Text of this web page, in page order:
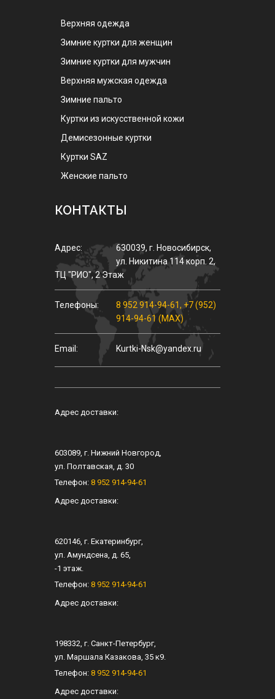
Верхняя одежда
Зимние куртки для женщин
Зимние куртки для мужчин
Верхняя мужская одежда
Зимние пальто
Куртки из искусственной кожи
Демисезонные куртки
Куртки SAZ
Женские пальто
КОНТАКТЫ
Адрес: 630039, г. Новосибирск,
ул. Никитина 114 корп. 2,
ТЦ "РИО", 2 Этаж
Телефоны: 8 952 914-94-61, +7 (952)
914-94-61 (MAX)
Email: Kurtki-Nsk@yandex.ru
Адрес доставки:
603089, г. Нижний Новгород,
ул. Полтавская, д. 30
Телефон: 8 952 914-94-61
Адрес доставки:
620146, г. Екатеринбург,
ул. Амундсена, д. 65,
-1 этаж.
Телефон: 8 952 914-94-61
Адрес доставки:
198332, г. Санкт-Петербург,
ул. Маршала Казакова, 35 к9.
Телефон: 8 952 914-94-61
Адрес доставки: